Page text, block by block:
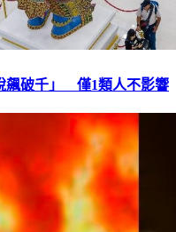
飆破千」 僅1類人不影響